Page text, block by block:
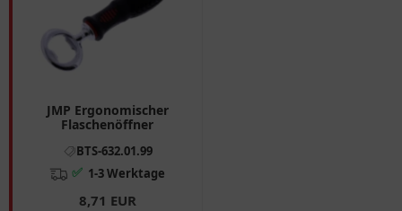
JMP Ergonomischer
Flaschenöffner
BTS-632.01.99
✅ 1-3 Werktage
8,71 EUR